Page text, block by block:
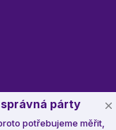
párty
potřebujeme měřit,
vyhrazena